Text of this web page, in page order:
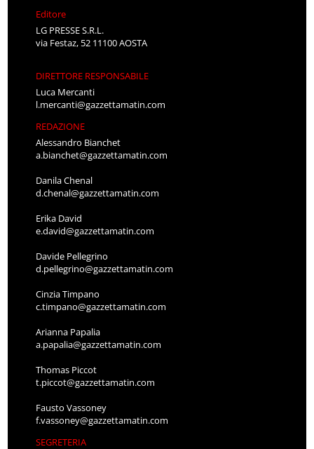
Editore
LG PRESSE S.R.L.
via Festaz, 52 11100 AOSTA
DIRETTORE RESPONSABILE
Luca Mercanti
l.mercanti@gazzettamatin.com
REDAZIONE
Alessandro Bianchet
a.bianchet@gazzettamatin.com
Danila Chenal
d.chenal@gazzettamatin.com
Erika David
e.david@gazzettamatin.com
Davide Pellegrino
d.pellegrino@gazzettamatin.com
Cinzia Timpano
c.timpano@gazzettamatin.com
Arianna Papalia
a.papalia@gazzettamatin.com
Thomas Piccot
t.piccot@gazzettamatin.com
Fausto Vassoney
f.vassoney@gazzettamatin.com
SEGRETERIA